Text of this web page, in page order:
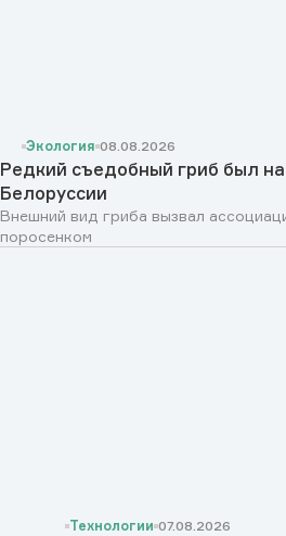
Экология 08.08.2026
Редкий съедобный гриб был
Белоруссии
Внешний вид гриба вызвал
поросенком
Технологии 07.08.2026